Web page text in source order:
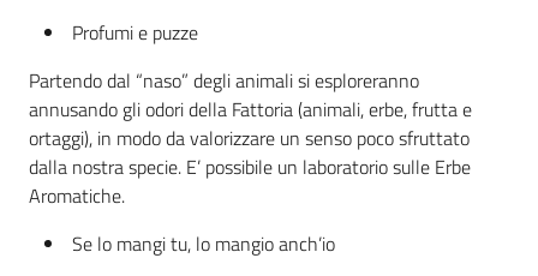
Profumi e puzze
Partendo dal “naso” degli animali si esploreranno
annusando gli odori della Fattoria (animali, erbe, frutta e
ortaggi), in modo da valorizzare un senso poco sfruttato
dalla nostra specie. E’ possibile un laboratorio sulle Erbe
Aromatiche.
Se lo mangi tu, lo mangio anch’io